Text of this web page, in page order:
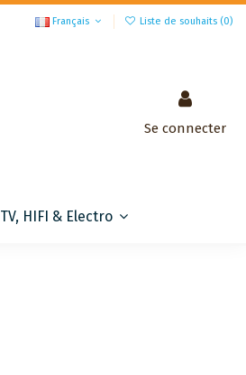
Français Liste de souhaits (0)
Se connecter
TV, HIFI & Electro